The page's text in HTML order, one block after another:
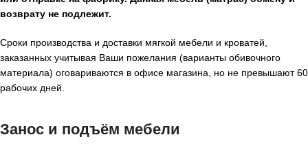
возврату не подлежит.
Сроки производства и доставки мягкой мебели и кроватей,
заказанных учитывая Ваши пожелания (варианты обивочного
материала) оговариваются в офисе магазина, но не превышают 60
рабочих дней.
Занос и подъём мебели